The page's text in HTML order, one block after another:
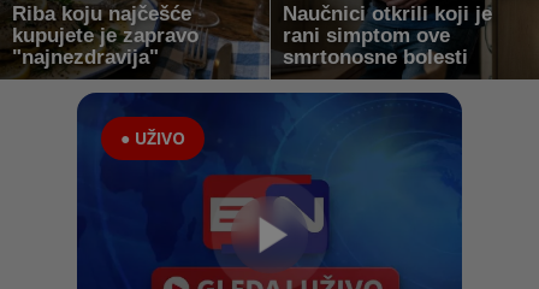
Riba koju najčešće
kupujete je zapravo
"najnezdravija"
Naučnici otkrili koji je
rani simptom ove
smrtonosne bolesti
● UŽIVO